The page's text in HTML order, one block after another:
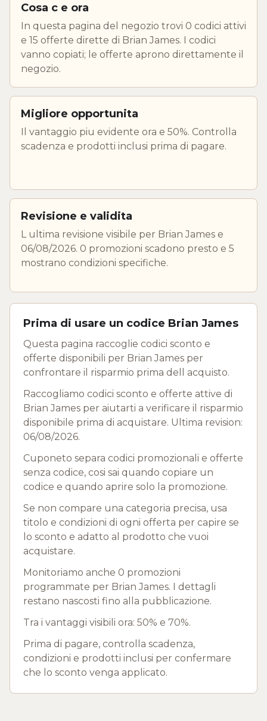
Cosa c e ora
In questa pagina del negozio trovi 0 codici attivi
e 15 offerte dirette di Brian James. I codici
vanno copiati; le offerte aprono direttamente il
negozio.
Migliore opportunita
Il vantaggio piu evidente ora e 50%. Controlla
scadenza e prodotti inclusi prima di pagare.
Revisione e validita
L ultima revisione visibile per Brian James e
06/08/2026. 0 promozioni scadono presto e 5
mostrano condizioni specifiche.
Prima di usare un codice Brian James
Questa pagina raccoglie codici sconto e
offerte disponibili per Brian James per
confrontare il risparmio prima dell acquisto.
Raccogliamo codici sconto e offerte attive di
Brian James per aiutarti a verificare il risparmio
disponibile prima di acquistare. Ultima revision:
06/08/2026.
Cuponeto separa codici promozionali e offerte
senza codice, cosi sai quando copiare un
codice e quando aprire solo la promozione.
Se non compare una categoria precisa, usa
titolo e condizioni di ogni offerta per capire se
lo sconto e adatto al prodotto che vuoi
acquistare.
Monitoriamo anche 0 promozioni
programmate per Brian James. I dettagli
restano nascosti fino alla pubblicazione.
Tra i vantaggi visibili ora: 50% e 70%.
Prima di pagare, controlla scadenza,
condizioni e prodotti inclusi per confermare
che lo sconto venga applicato.